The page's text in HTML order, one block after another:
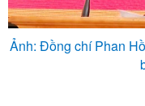
Ảnh: Đồng chí Phan